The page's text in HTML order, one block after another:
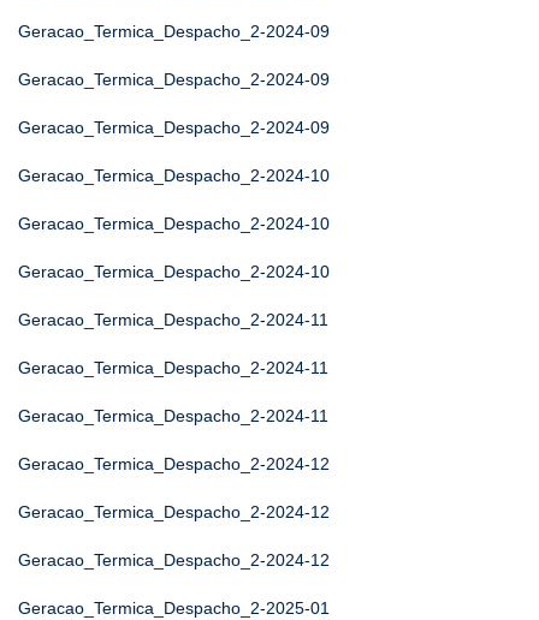
Geracao_Termica_Despacho_2-2024-09
Geracao_Termica_Despacho_2-2024-09
Geracao_Termica_Despacho_2-2024-09
Geracao_Termica_Despacho_2-2024-10
Geracao_Termica_Despacho_2-2024-10
Geracao_Termica_Despacho_2-2024-10
Geracao_Termica_Despacho_2-2024-11
Geracao_Termica_Despacho_2-2024-11
Geracao_Termica_Despacho_2-2024-11
Geracao_Termica_Despacho_2-2024-12
Geracao_Termica_Despacho_2-2024-12
Geracao_Termica_Despacho_2-2024-12
Geracao_Termica_Despacho_2-2025-01